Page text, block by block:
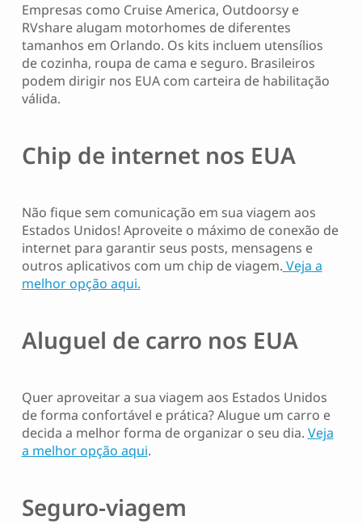
Empresas como Cruise America, Outdoorsy e
RVshare alugam motorhomes de diferentes
tamanhos em Orlando. Os kits incluem utensílios
de cozinha, roupa de cama e seguro. Brasileiros
podem dirigir nos EUA com carteira de habilitação
válida.
Chip de internet nos EUA
Não fique sem comunicação em sua viagem aos
Estados Unidos! Aproveite o máximo de conexão de
internet para garantir seus posts, mensagens e
outros aplicativos com um chip de viagem. Veja a
melhor opção aqui.
Aluguel de carro nos EUA
Quer aproveitar a sua viagem aos Estados Unidos
de forma confortável e prática? Alugue um carro e
decida a melhor forma de organizar o seu dia. Veja
a melhor opção aqui.
Seguro-viagem